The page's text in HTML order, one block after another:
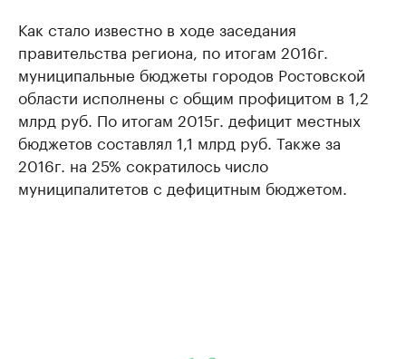
Как стало известно в ходе заседания
правительства региона, по итогам 2016г.
муниципальные бюджеты городов Ростовской
области исполнены с общим профицитом в 1,2
млрд руб. По итогам 2015г. дефицит местных
бюджетов составлял 1,1 млрд руб. Также за
2016г. на 25% сократилось число
муниципалитетов с дефицитным бюджетом.